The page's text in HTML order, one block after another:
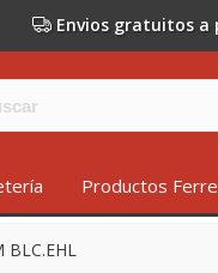
Envios gratuitos a
Productos
BLC.EHL